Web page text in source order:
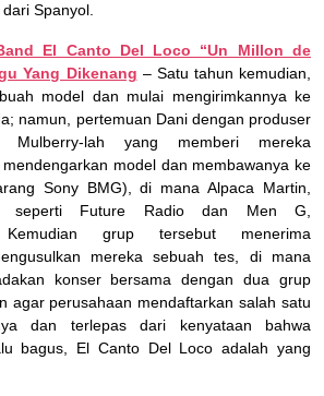
Spanyol.
El Canto Del Loco “Un Millon de
Yang Dikenang – Satu tahun kemudian,
model dan mulai mengirimkannya ke
namun, pertemuan Dani dengan produser
lah yang memberi mereka
model dan membawanya ke
Sony BMG), di mana Alpaca Martin,
seperti Future Radio dan Men G,
Kemudian grup tersebut menerima
mereka sebuah tes, di mana
konser bersama dengan dua grup
agar perusahaan mendaftarkan salah satu
dan terlepas dari kenyataan bahwa
bagus, El Canto Del Loco adalah yang